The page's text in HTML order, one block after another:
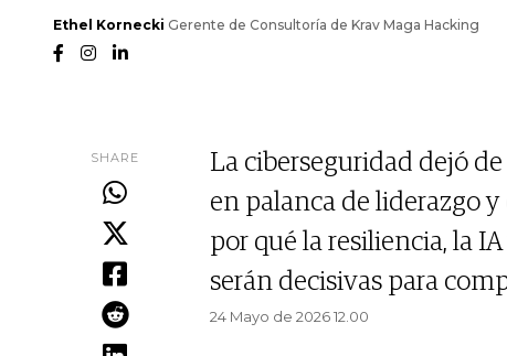
Ethel Kornecki Gerente de Consultoría de Krav Maga Hacking
SHARE
La ciberseguridad dejó
en palanca de liderazgo
por qué la resiliencia, la
serán decisivas para
24 Mayo de 2026 12.00